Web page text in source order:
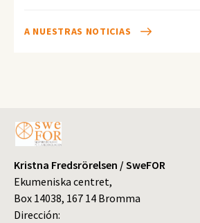
A NUESTRAS NOTICIAS
Kristna Fredsrörelsen / SweFOR
Ekumeniska centret,
Box 14038, 167 14 Bromma
Dirección: